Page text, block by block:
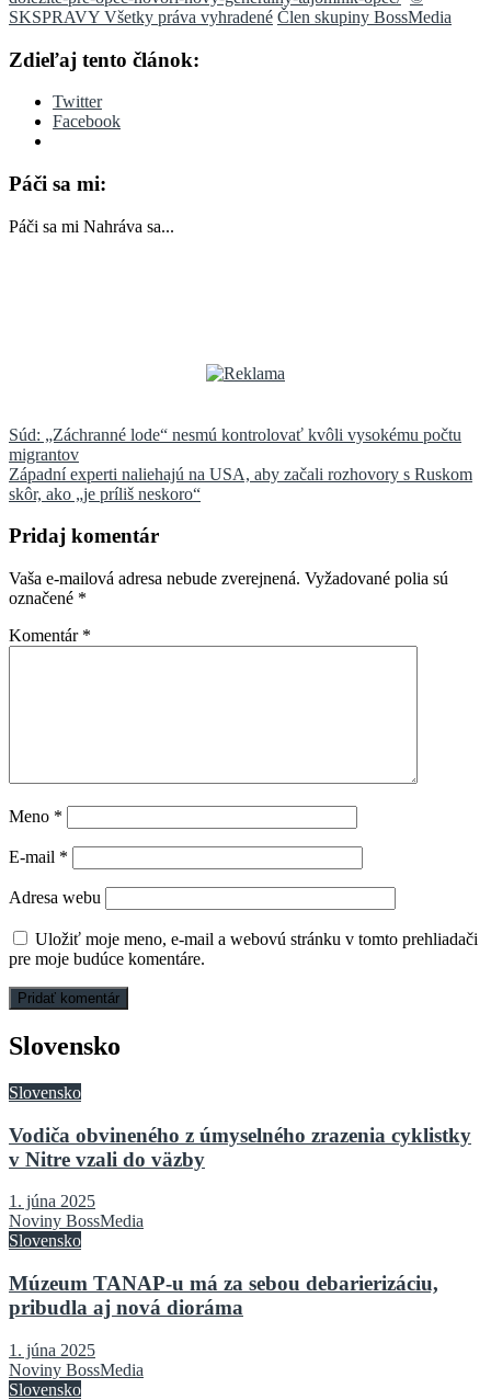
SKSPRAVY Všetky práva vyhradené Člen skupiny BossMedia
Zdieľaj tento článok:
Twitter
Facebook
Páči sa mi:
Páči sa mi Nahráva sa...
Navigácia
v
článku
Súd: „Záchranné lode“ nesmú kontrolovať kvôli vysokému počtu
migrantov
Západní experti naliehajú na USA, aby začali rozhovory s Ruskom
skôr, ako „je príliš neskoro“
Pridaj komentár
Vaša e-mailová adresa nebude zverejnená. Vyžadované polia sú
označené *
Komentár *
Meno *
E-mail *
Adresa webu
Uložiť moje meno, e-mail a webovú stránku v tomto prehliadači
pre moje budúce komentáre.
Slovensko
Slovensko
Vodiča obvineného z úmyselného zrazenia cyklistky
v Nitre vzali do väzby
1. júna 2025
Noviny BossMedia
Slovensko
Múzeum TANAP-u má za sebou debarierizáciu,
pribudla aj nová dioráma
1. júna 2025
Noviny BossMedia
Slovensko